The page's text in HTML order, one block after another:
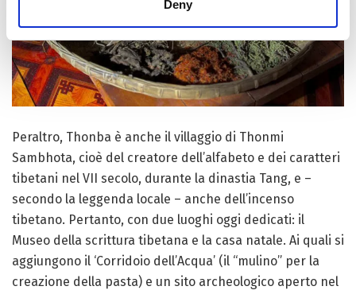
Deny
Peraltro, Thonba è anche il villaggio di Thonmi
Sambhota, cioè del creatore dell’alfabeto e dei caratteri
tibetani nel VII secolo, durante la dinastia Tang, e –
secondo la leggenda locale – anche dell’incenso
tibetano. Pertanto, con due luoghi oggi dedicati: il
Museo della scrittura tibetana e la casa natale. Ai quali si
aggiungono il ‘Corridoio dell’Acqua’ (il “mulino” per la
creazione della pasta) e un sito archeologico aperto nel